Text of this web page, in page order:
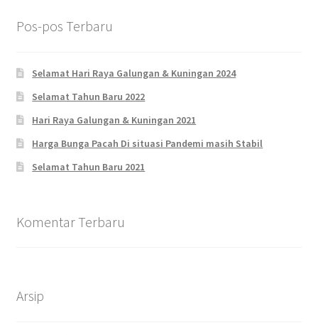
Pos-pos Terbaru
Selamat Hari Raya Galungan & Kuningan 2024
Selamat Tahun Baru 2022
Hari Raya Galungan & Kuningan 2021
Harga Bunga Pacah Di situasi Pandemi masih Stabil
Selamat Tahun Baru 2021
Komentar Terbaru
Arsip